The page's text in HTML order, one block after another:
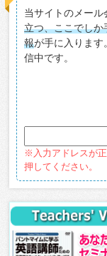
当サイトのメー
立つ、ここでし
報が手に入ります
信中です。
※入力アドレスが
押してください。